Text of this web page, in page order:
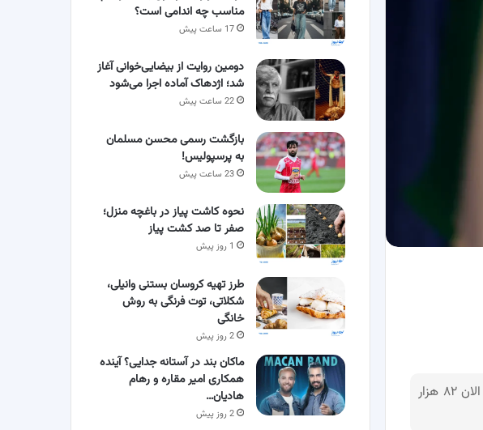
همتی وزیر سابق اقتصاد گفت: روز استیضاح من دلار ۹۲ هزار تومان بود آنجا گفتم پایین می آید و الان ۸۲ هزار
مناسب چه اندامی است؟
17 ساعت پیش
دومین روایت از بیضایی‌خوانی آغاز
شد؛ اژدهاک آماده اجرا می‌شود
22 ساعت پیش
بازگشت رسمی محسن مسلمان
به پرسپولیس!
23 ساعت پیش
نحوه کاشت پیاز در باغچه منزل؛
صفر تا صد کشت پیاز
1 روز پیش
طرز تهیه کروسان بستنی وانیلی،
شکلاتی، توت فرنگی به روش
خانگی
2 روز پیش
ماکان بند در آستانه جدایی؟ آینده
همکاری امیر مقاره و رهام
هادیان…
2 روز پیش